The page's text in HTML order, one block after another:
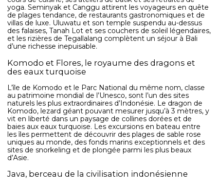
offrandes quotidiennes et ses temples majestueux. Java
abrite le temple bouddhiste de Borobudur, le plus grand
monument bouddhiste du monde, et les temples hindous
de Prambanan. La culture Toraja de Sulawesi, avec ses
maisons en forme de bateaux et ses cérémonies funeraires
spectaculaires, est l’une des plus fascinantes d’Asie du Sud-
Des paysages extraordinaires pour tous les
profils de voyageurs
L’Indonésie s’adapte à tous les types de voyageurs. Les
amoureux de détente trouveront à Bali et dans les îles Gili
des villas avec piscine, des spas de qualité et des plages
paradisiaques. Les aventuriers iront plonger à Raja Ampat,
tracker les orangs-outans dans les forêts de Bornéo ou
grimper sur le volcan Bromo au lever du soleil. Les
passionnés de culture visiteront Yogyakarta, Ubud et les
villages ancestraux de Flores. L’Indonésie est l’une des rares
destinations ou il est possible de combiner plage, jungle,
culture et aventure dans un seul voyage.
yoga. Seminyak et Canggu attirent les voyageurs en quête
de plages tendance, de restaurants gastronomiques et de
villas de luxe. Uluwatu et son temple suspendu au-dessus
des falaises, Tanah Lot et ses couchers de soleil légendaires,
et les rizières de Tegallalang complètent un séjour à Bali
d’une richesse inepuisable.
Komodo et Flores, le royaume des dragons et
des eaux turquoise
L’île de Komodo et le Parc National du même nom, classe
au patrimoine mondial de l’Unesco, sont l’un des sites
naturels les plus extraordinaires d’Indonésie. Le dragon de
Komodo, lezard géant pouvant mesurer jusqu’à 3 mètres, y
vit en liberté dans un paysage de collines dorées et de
baies aux eaux turquoise. Les excursions en bateau entre
les îles permettent de découvrir des plages de sable rose
uniques au monde, des fonds marins exceptionnels et des
sites de snorkeling et de plongée parmi les plus beaux
d’Asie.
Java, berceau de la civilisation indonésienne